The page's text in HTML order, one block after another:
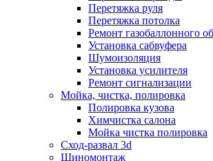
Перетяжка руля
Перетяжка потолка
Ремонт газобаллонного
Установка сабвуфера
Шумоизоляция
Установка усилителя
Ремонт сигнализации
Мойка, чистка, полировка
Полировка кузова
Химчистка салона
Мойка чистка полировка
Сход-развал 3d
Шиномонтаж